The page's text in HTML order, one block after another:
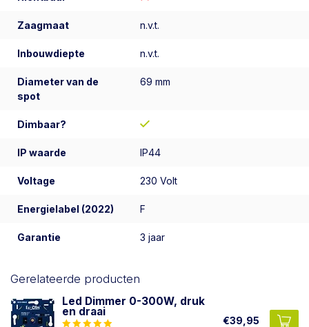
Zaagmaat n.v.t.
Inbouwdiepte n.v.t.
Diameter van de
spot
69 mm
Dimbaar?
IP waarde IP44
Voltage 230 Volt
Energielabel (2022) F
Garantie 3 jaar
Gerelateerde producten
Led Dimmer 0-300W, druk
en draai
€39,95